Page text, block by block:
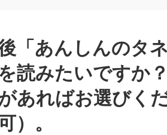
「あんしんのタ
読みたいですか
あればお選びく
）。